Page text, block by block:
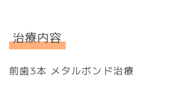
治療内容
前歯3本 メタルボンド治療